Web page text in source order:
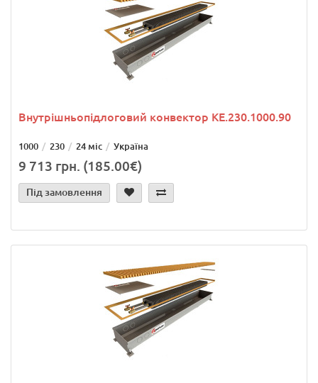
Внутрішньопідлоговий конвектор KE.230.1000.90
1000 230 24 міс Україна
9 713 грн. (185.00€)
Під замовлення